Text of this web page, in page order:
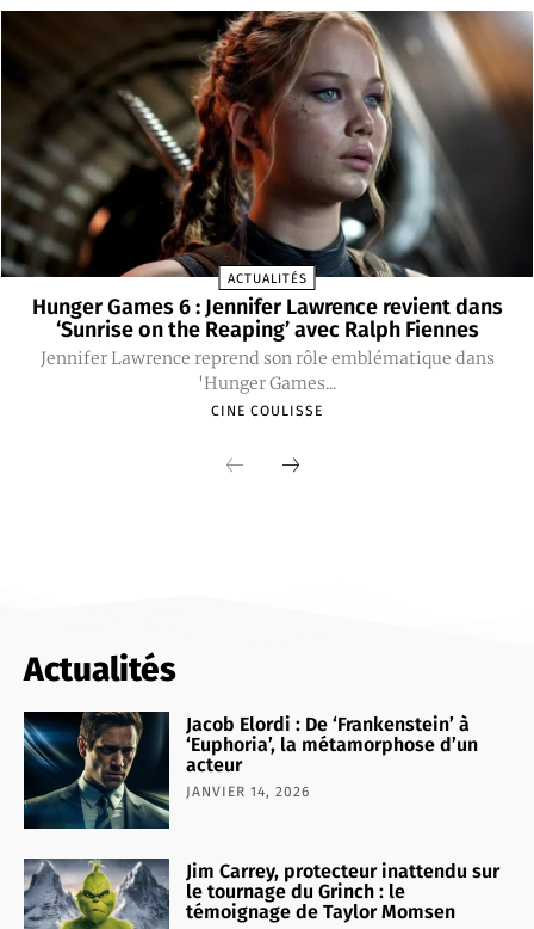
ACTUALITÉS
Hunger Games 6 : Jennifer Lawrence revient dans
‘Sunrise on the Reaping’ avec Ralph Fiennes
Jennifer Lawrence reprend son rôle emblématique dans
'Hunger Games...
CINE COULISSE
Actualités
Jacob Elordi : De ‘Frankenstein’ à
‘Euphoria’, la métamorphose d’un
acteur
JANVIER 14, 2026
Jim Carrey, protecteur inattendu sur
le tournage du Grinch : le
témoignage de Taylor Momsen